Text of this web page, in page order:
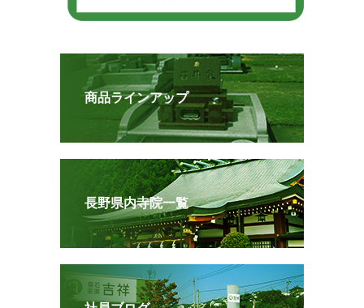
商品ラインアップ
長野県内寺院一覧